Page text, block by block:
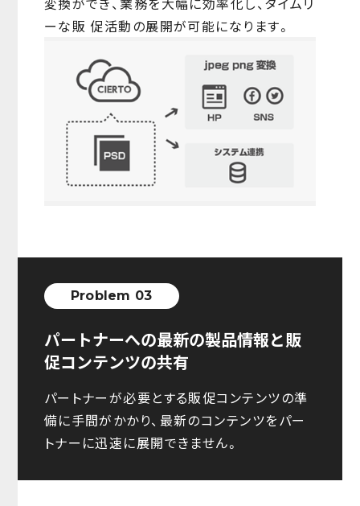
ーな販 促活動の展開が可能になります。
Problem 03
パートナーへの最新の製品情報と販
促コンテンツの共有
パートナーが必要とする販促コンテンツの準
備に手間がかかり、最新のコンテンツをパー
トナーに迅速に展開できません。